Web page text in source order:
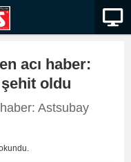
acı haber:
oldu
Astsubay